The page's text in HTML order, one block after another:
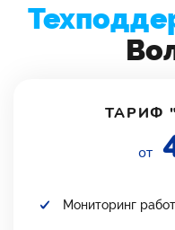
ТАРИФ
от
Мониторинг